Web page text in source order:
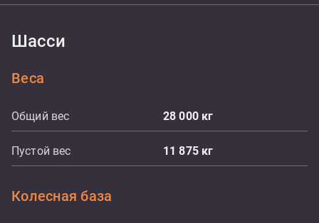
Шасси
Веса
Общий вес 28 000 кг
Пустой вес 11 875 кг
Колесная база